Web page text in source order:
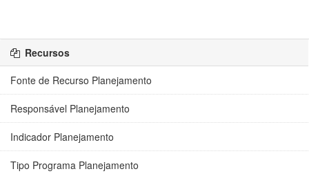
Recursos
Fonte de Recurso Planejamento
Responsável Planejamento
Indicador Planejamento
Tipo Programa Planejamento